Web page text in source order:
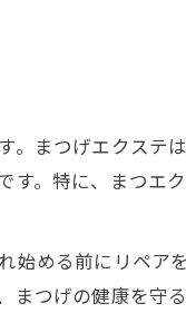
まつげエクステ
。特に、まつエ
める前にリペア
つげの健康を守